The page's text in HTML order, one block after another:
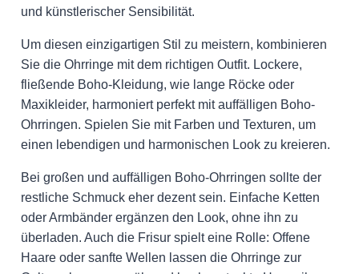
und künstlerischer Sensibilität.
Um diesen einzigartigen Stil zu meistern, kombinieren
Sie die Ohrringe mit dem richtigen Outfit. Lockere,
fließende Boho-Kleidung, wie lange Röcke oder
Maxikleider, harmoniert perfekt mit auffälligen Boho-
Ohrringen. Spielen Sie mit Farben und Texturen, um
einen lebendigen und harmonischen Look zu kreieren.
Bei großen und auffälligen Boho-Ohrringen sollte der
restliche Schmuck eher dezent sein. Einfache Ketten
oder Armbänder ergänzen den Look, ohne ihn zu
überladen. Auch die Frisur spielt eine Rolle: Offene
Haare oder sanfte Wellen lassen die Ohrringe zur